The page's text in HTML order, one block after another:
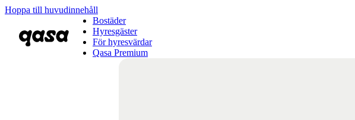
Hoppa till huvudinnehåll
Bostäder
Hyresgäster
För hyresvärdar
Qasa Premium